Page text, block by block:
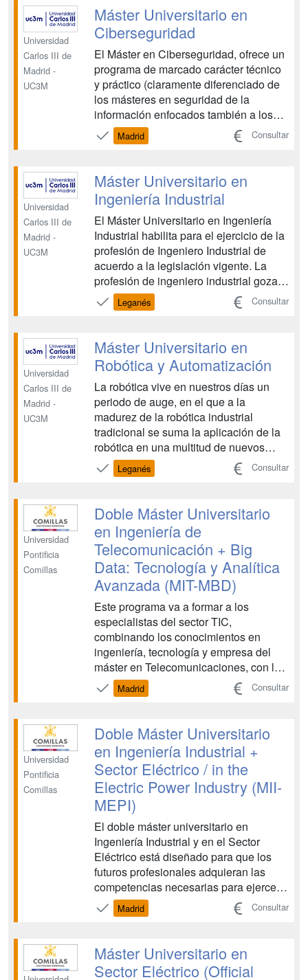
estudios está diseñado con el objetivo
de impartir una formaci...
Universidad
Carlos III de
Madrid -
UC3M
Máster Universitario en
Ciberseguridad
El Máster en Ciberseguridad, ofrece un
programa de marcado carácter técnico
y práctico (claramente diferenciado de
los másteres en seguridad de la
información enfocados también a los
aspectos organizativos, administrativos
y legales), y en su desarrollo se aplica
clases presenciales, seminarios
especializados, co...
Madrid Consultar
Universidad
Carlos III de
Madrid -
UC3M
Máster Universitario en
Ingeniería Industrial
El Máster Universitario en Ingeniería
Industrial habilita para el ejercicio de la
profesión de Ingeniero Industrial de
acuerdo a la legislación vigente. La
profesión de ingeniero industrial goza
de una gran tradición y reconocimiento
en nuestro país. Las competencias del
diferentes tecnologías industriales,...
Leganés Consultar
Universidad
Carlos III de
Madrid -
UC3M
Máster Universitario en
Robótica y Automatización
La robótica vive en nuestros días un
periodo de auge, en el que a la
madurez de la robótica industrial
tradicional se suma la aplicación de la
robótica en una multitud de nuevos
campos, desde la asistencia a
personas discapacitadas al desarrollo
robótica, que en gran parte se
encuentra todavía en fase de
investiga...
Leganés Consultar
Universidad
Pontificia
Comillas
Doble Máster Universitario
en Ingeniería de
Telecomunicación + Big
Data: Tecnología y Analítica
Avanzada (MIT-MBD)
Este programa va a formar a los
especialistas del sector TIC,
combinando los conocimientos en
ingeniería, tecnología y empresa del
máster en Telecomunicaciones, con la
tecnología específica de big data y las
técnicas avanzadas de análisis de
Comillas ICAI garantiza la formación
práctica al contar con un grupo de e...
Madrid Consultar
Universidad
Pontificia
Comillas
Doble Máster Universitario
en Ingeniería Industrial +
Sector Eléctrico / in the
Electric Power Industry (MII-
MEPI)
El doble máster universitario en
Ingeniería Industrial y en el Sector
Eléctrico está diseñado para que los
futuros profesionales adquieran las
competencias necesarias para ejercer
como Ingeniero Industrial y completar
su formación con unos conocimientos
regulatorios y tecnológicos de las
nuevas áreas del negoci...
Madrid Consultar
Máster Universitario en
Sector Eléctrico (Official